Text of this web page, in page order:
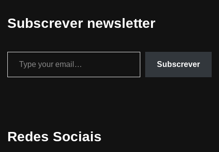
Subscrever newsletter
Subscrever
Redes Sociais